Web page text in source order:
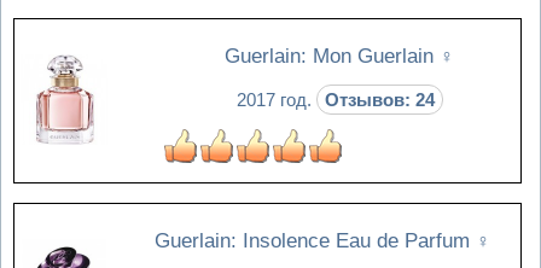
Guerlain: Mon Guerlain ♀
2017 год. Отзывов: 24
Guerlain: Insolence Eau de Parfum ♀